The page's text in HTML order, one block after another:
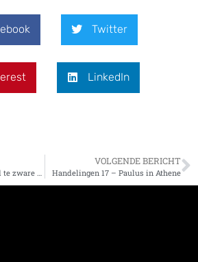
Twitter
LinkedIn
VOLGENDE BERICHT
Handelingen 17 – Paulus in Athene